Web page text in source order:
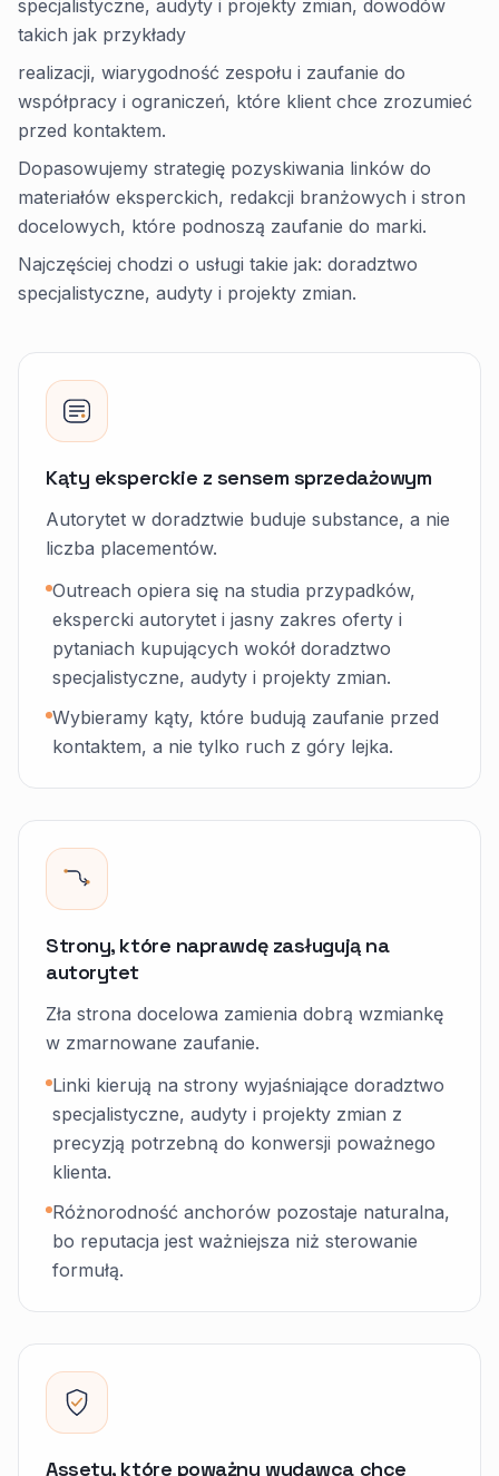
specjalistyczne, audyty i projekty zmian, dowodów
takich jak przykłady
realizacji, wiarygodność zespołu i zaufanie do
współpracy i ograniczeń, które klient chce zrozumieć
przed kontaktem.
Dopasowujemy strategię pozyskiwania linków do
materiałów eksperckich, redakcji branżowych i stron
docelowych, które podnoszą zaufanie do marki.
Najczęściej chodzi o usługi takie jak: doradztwo
specjalistyczne, audyty i projekty zmian.
Kąty eksperckie z sensem sprzedażowym
Autorytet w doradztwie buduje substance, a nie
liczba placementów.
Outreach opiera się na studia przypadków,
ekspercki autorytet i jasny zakres oferty i
pytaniach kupujących wokół doradztwo
specjalistyczne, audyty i projekty zmian.
Wybieramy kąty, które budują zaufanie przed
kontaktem, a nie tylko ruch z góry lejka.
Strony, które naprawdę zasługują na
autorytet
Zła strona docelowa zamienia dobrą wzmiankę
w zmarnowane zaufanie.
Linki kierują na strony wyjaśniające doradztwo
specjalistyczne, audyty i projekty zmian z
precyzją potrzebną do konwersji poważnego
klienta.
Różnorodność anchorów pozostaje naturalna,
bo reputacja jest ważniejsza niż sterowanie
formułą.
Assety, które poważny wydawca chce